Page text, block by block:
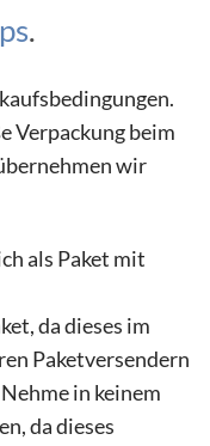
.
Verpackung beim
wir
als Paket mit
da dieses im
Paketversendern
in keinem
da dieses